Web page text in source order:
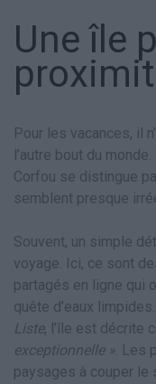
Une île
Pour les vacances, il
l’autre bout du
Corfou se distingue
semblent presque
Souvent, un simple
voyage. Ici, ce sont
partagés en ligne qui
quête d’eaux
Liste, l’île est décrite
exceptionnelle ». Les
paysages à couper le